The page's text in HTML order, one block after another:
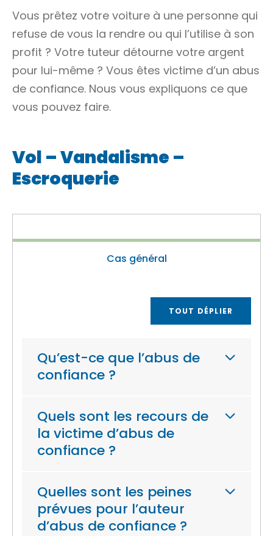
Vous prêtez votre voiture à une personne qui
refuse de vous la rendre ou qui l’utilise à son
profit ? Votre tuteur détourne votre argent
pour lui-même ? Vous êtes victime d’un abus
de confiance. Nous vous expliquons ce que
vous pouvez faire.
Vol – Vandalisme –
Escroquerie
Cas général
TOUT DÉPLIER
Qu’est-ce que l’abus de
confiance ?
Quels sont les recours de
la victime d’abus de
confiance ?
Quelles sont les peines
prévues pour l’auteur
d’abus de confiance ?